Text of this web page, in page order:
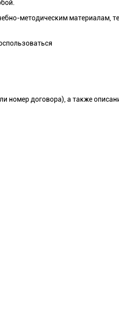
методическим материалам,
номер договора), а также